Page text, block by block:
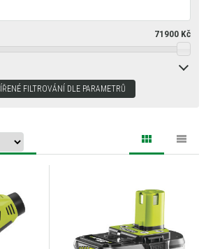
71900 Kč
FILTROVÁNÍ DLE PARAMETRŮ